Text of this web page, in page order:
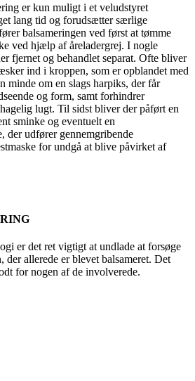
er kun muligt i et veludstyret
lang tid og forudsætter særlige
balsameringen ved først at tømme
ved hjælp af åreladergrej. I nogle
fjernet og behandlet separat. Ofte bliver
ind i kroppen, som er opblandet med
minde om en slags harpiks, der får
og form, samt forhindrer
lugt. Til sidst bliver der påført en
sminke og eventuelt en
der udfører gennemgribende
for undgå at blive påvirket af
er det ret vigtigt at undlade at forsøge
der allerede er blevet balsameret. Det
for nogen af de involverede.